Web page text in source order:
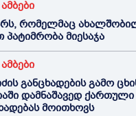
რომელმაც
მიესაჯა
განცხადების გამო
დამნაშავედ
მოითხოვს